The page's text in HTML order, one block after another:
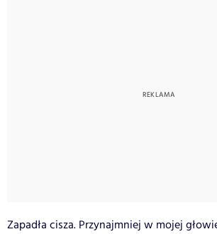
Zapadła cisza. Przynajmniej w mojej